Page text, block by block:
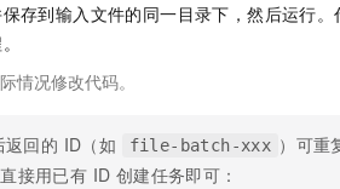
存到输入文件的同一目录下，然后运行。
情况修改代码。
返回的 ID（如 file-batch-xxx ）可重
接用已有 ID 创建任务即可：